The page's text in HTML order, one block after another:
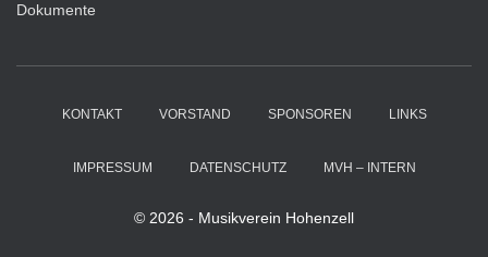
Dokumente
KONTAKT VORSTAND SPONSOREN LINKS
IMPRESSUM DATENSCHUTZ MVH – INTERN
© 2026 - Musikverein Hohenzell